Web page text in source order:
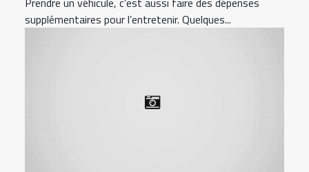
supplémentaires pour l’entretenir. Quelques...